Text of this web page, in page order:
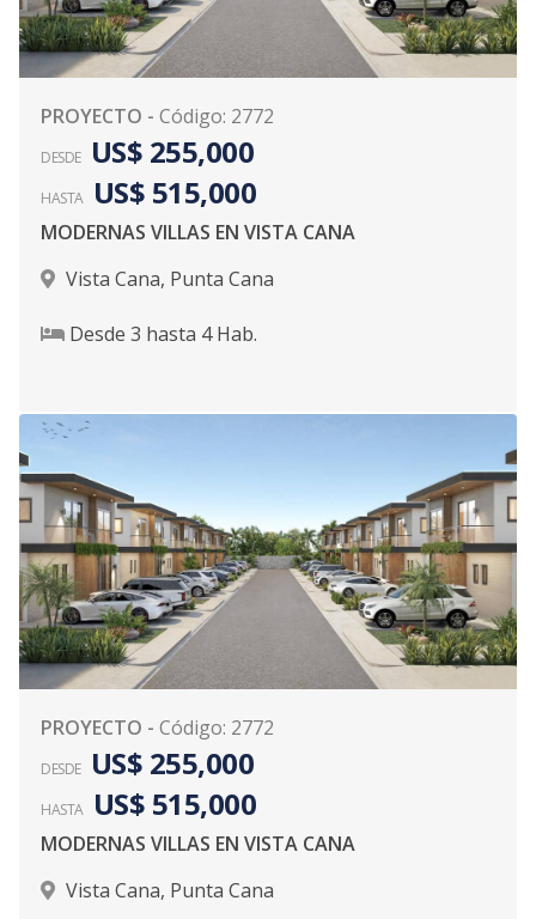
PROYECTO - Código: 2772
DESDE US$ 255,000
HASTA US$ 515,000
MODERNAS VILLAS EN VISTA CANA
Vista Cana, Punta Cana
Desde 3 hasta 4Hab.
PROYECTO - Código: 2772
DESDE US$ 255,000
HASTA US$ 515,000
MODERNAS VILLAS EN VISTA CANA
Vista Cana, Punta Cana